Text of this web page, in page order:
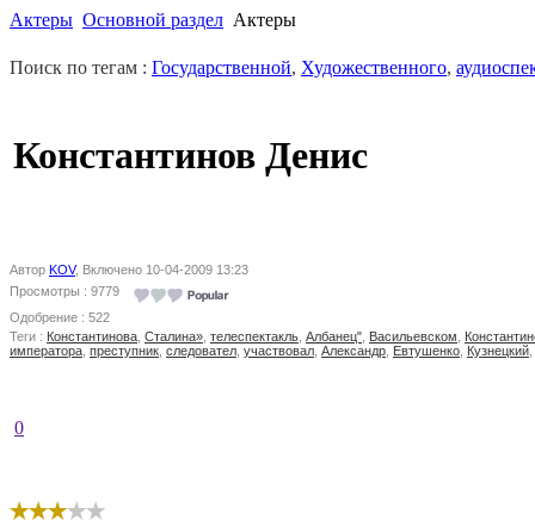
Актеры Основной раздел Актеры
Поиск по тегам : Государственной, Художественного,
Константинов Денис
Автор KOV, Включено 10-04-2009 13:23
Просмотры : 9779
Одобрение : 522
Теги : Константинова Сталина» телеспектакль Албанец" Васильевском
императора преступник следовател участвовал Александр Евтушенко Кузнецкий
0